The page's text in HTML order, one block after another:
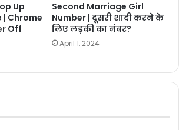
Up
| Chrome
Off
Second Marriage Girl
Number | दूसरी शादी करने के
लिए लड़की का नंबर?
April 1, 2024